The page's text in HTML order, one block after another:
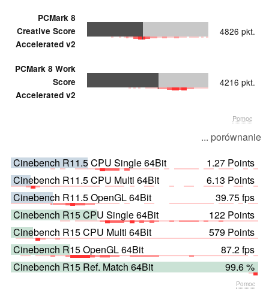
PCMark 8
Creative Score
Accelerated v2
4826 pkt.
PCMark 8 Work
Score
Accelerated v2
4216 pkt.
Pomoc
... porównanie
Cinebench R11.5 CPU Single 64Bit
1.27 Points
Cinebench R11.5 CPU Multi 64Bit
6.13 Points
Cinebench R11.5 OpenGL 64Bit
39.75 fps
Cinebench R15 CPU Single 64Bit
122 Points
Cinebench R15 CPU Multi 64Bit
579 Points
Cinebench R15 OpenGL 64Bit
87.2 fps
Cinebench R15 Ref. Match 64Bit
99.6 %
Pomoc